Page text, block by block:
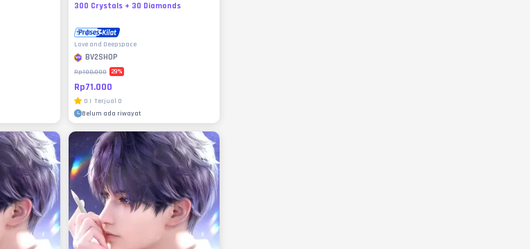
300 Crystals + 30 Diamonds
Love and Deepspace
BV2SHOP
Rp100.000 29%
Rp71.000
0 | Terjual 0
Belum ada riwayat